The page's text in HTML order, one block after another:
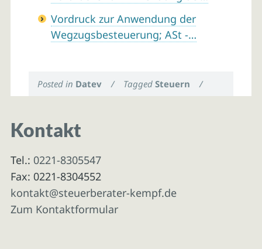
Vordruck zur Anwendung der
Wegzugsbesteuerung; ASt -…
Posted in Datev / TaggedSteuern /
Kontakt
Tel.: 0221-8305547
Fax: 0221-8304552
kontakt@steuerberater-kempf.de
Zum Kontaktformular